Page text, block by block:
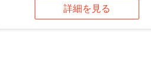
詳細を見る